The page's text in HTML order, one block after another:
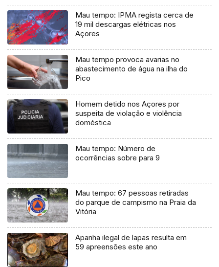
Mau tempo: IPMA regista cerca de
19 mil descargas elétricas nos
Açores
Mau tempo provoca avarias no
abastecimento de água na ilha do
Pico
Homem detido nos Açores por
suspeita de violação e violência
doméstica
Mau tempo: Número de
ocorrências sobre para 9
Mau tempo: 67 pessoas retiradas
do parque de campismo na Praia da
Vitória
Apanha ilegal de lapas resulta em
59 apreensões este ano